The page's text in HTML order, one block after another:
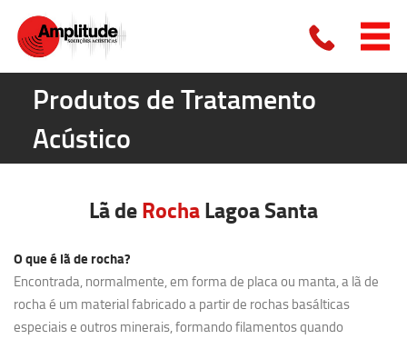
Produtos de Tratamento
Acústico
Lã deRochaLagoa Santa
O que é lã de rocha?
Encontrada, normalmente, em forma de placa ou manta, a lã de
rocha é um material fabricado a partir de rochas basálticas
especiais e outros minerais, formando filamentos quando